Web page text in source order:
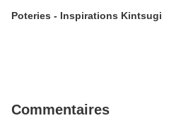
Poteries - Inspirations Kintsugi
Commentaires